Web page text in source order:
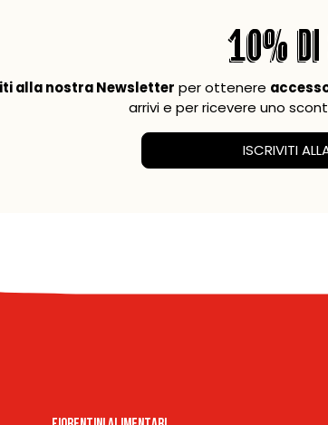
10% DI
alla nostra Newsletter per ottenere
arrivi e per ricevere uno
ISCRIVITI